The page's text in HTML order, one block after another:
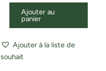
Ajouter au
panier
Ajouter à la liste de
souhait